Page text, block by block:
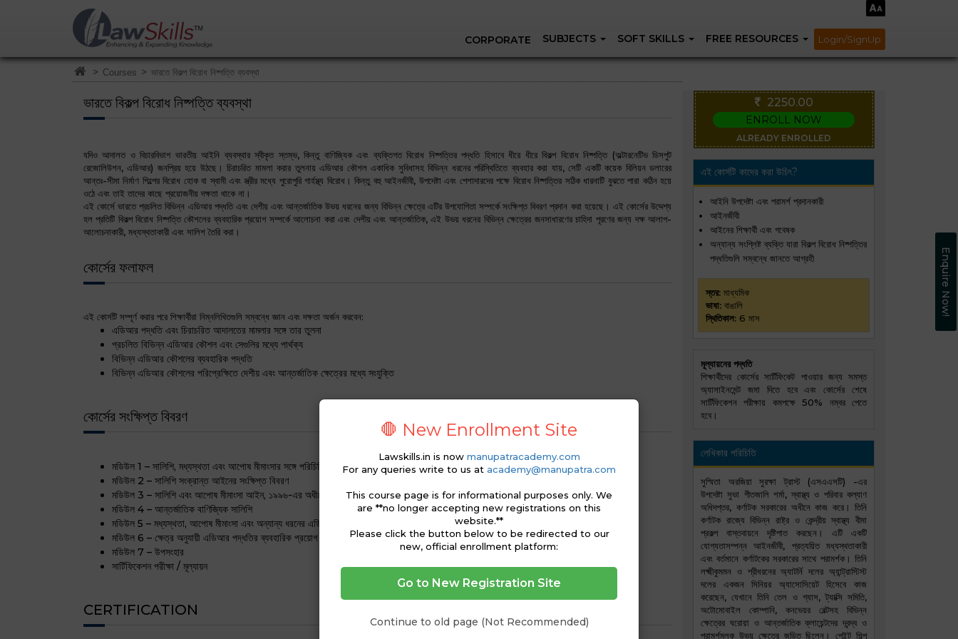
CORPORATE SUBJECTS SOFT SKILLS FREE RESOURCES Login/SignUp
Enquire Now!
> Courses > ভারতে বিকল্প বিরোধ নিষ্পত্তি ব্যবস্থা
ভারতে বিকল্প বিরোধ নিষ্পত্তি ব্যবস্থা 2250.00
ENROLL NOW
ALREADY ENROLLED
যদিও আদালত ও বিচারবিভাগ ভারতীয় আইনি ব্যবস্থার স্বীকৃত স্তম্ভ, কিন্তু বাণিজ্যিক এবং ব্যক্তিগত বিরোধ নিষ্পত্তির পদ্ধতি হিসাবে ধীরে ধীরে বিকল্প বিরোধ নিষ্পত্তি (অল্টারনেটিভ ডিসপুট
রেজোলিউশন, এডিআর) জনপ্রিয় হয়ে উঠছে। চিরাচরিত মামলা করার তুলনায় এডিআর কৌশল একাধিক সুবিধাসহ বিভিন্ন ধরনের পরিস্থিতিতে ব্যবহার করা যায়, সেটি একটি কয়েক বিলিয়ন ডলারের
আন্তঃ-সীমা নির্মাণ শিল্পের বিরোধ হোক বা স্বামী এবং স্ত্রীর মধ্যে পুরোপুরি গার্হস্থ্য বিরোধ। কিন্তু বহু আইনজীবী, উপদেষ্টা এবং পেশাদারদের পক্ষে বিরোধ নিষ্পত্তির সঠিক ধারনাটি বুঝতে পারা কঠিন হয়ে
ওঠে এবং তাই তাদের কাছে প্রয়োজনীয় দক্ষতা থাকে না।
এই কোর্সে ভারতে প্রচলিত বিভিন্ন এডিআর পদ্ধতি এবং দেশীয় এবং আন্তর্জাতিক উভয় ধরনের জন্য বিভিন্ন ক্ষেত্রে এটির উপযোগিতা সম্পর্কে সংক্ষিপ্ত বিবরণ প্রদান করা হয়েছে। এই কোর্সের উদ্দেশ্য
হল প্রতিটি বিকল্প বিরোধ নিষ্পত্তি কৌশলের ব্যবহারিক প্রয়োগ সম্পর্কে আলোচনা করা এবং দেশীয় এবং আন্তর্জাতিক, এই উভয় ধরনের বিভিন্ন ক্ষেত্রের জনসাধারণের চাহিদা পূরণের জন্য দক্ষ আলাপ-
আলোচনাকারী, মধ্যস্থতাকারী এবং সালিশ তৈরি করা।
কোর্সের ফলাফল
এই কোর্সটি সম্পূর্ণ করার পরে শিক্ষার্থীরা নিম্নলিখিতগুলি সম্বন্ধে জ্ঞান এবং দক্ষতা অর্জন করবেন:
এডিআর পদ্ধতি এবং চিরাচরিত আদালতের মামলার সঙ্গে তার তুলনা
প্রচলিত বিভিন্ন এডিআর কৌশল এবং সেগুলির মধ্যে পার্থক্য
বিভিন্ন এডিআর কৌশলের ব্যবহারিক পদ্ধতি
বিভিন্ন এডিআর কৌশলের পরিপ্রেক্ষিতে দেশীয় এবং আন্তর্জাতিক ক্ষেত্রের মধ্যে সংযুক্তি
কোর্সের সংক্ষিপ্ত বিবরণ
মডিউল 1 – সালিশি, মধ্যস্থতা এবং আপোষ মীমাংসার সঙ্গে পরিচিতি
মডিউল 2 – সালিশি সংক্রান্ত আইনের সংক্ষিপ্ত বিবরণ
মডিউল 3 – সালিশি এবং আপোষ মীমাংসা আইন, ১৯৯৬-এর অধীনে সালিশির পদ্ধতি
মডিউল 4 – আন্তর্জাতিক বাণিজ্যিক সালিশি
মডিউল 5 – মধ্যস্থতা, আপোষ মীমাংসা এবং অন্যান্য ধরনের এডিআর
মডিউল 6 – ক্ষেত্র অনুযায়ী এডিআর পদ্ধতির ব্যবহারিক প্রয়োগ
মডিউল 7 – উপসংহার
সার্টিফিকেশন পরীক্ষা / মূল্যায়ন
CERTIFICATION
এই কোর্সটি কাদের করা উচিৎ?
আইনি উপদেষ্টা এবং পরামর্শ প্রদানকারী
আইনজীবী
আইনের শিক্ষার্থী এবং গবেষক
অন্যান্য সংশ্লিষ্ট ব্যক্তি যারা বিকল্প বিরোধ নিষ্পত্তির
পদ্ধতিগুলি সম্বন্ধে জানতে আগ্রহী
স্তর: মাধ্যমিক
ভাষা: বাঙালি
স্থিতিকাল: 6 মাস
মূল্যায়নের পদ্ধতি
শিক্ষার্থীদের কোর্সের সার্টিফিকেট পাওয়ার জন্য সমস্ত
অ্যাসাইনমেন্ট জমা দিতে হবে এবং কোর্সের শেষে
সার্টিফিকেশন পরীক্ষায় কমপক্ষে 50% নম্বর পেতে
হবে।
লেখিকার পরিচিতি
সুস্মিতা অরজিয়া সুরক্ষা ট্রাস্ট (এসএএসটি) -এর
উপদেষ্টা সুভা গীতজালি শর্মা, স্বাস্থ্য ও পরিবার কল্যাণ
অধিদপ্তর, কর্ণাটক সরকারের অধীনে কাজ করে। তিনি
কর্ণাটক রাজ্যে বিভিন্ন রাষ্ট্র ও কেন্দ্রীয় স্বাস্থ্য বীমা
প্রকল্প বাস্তবায়নে দৃষ্টিপাত করছেন। এটি একটি
যোগ্যতাসম্পন্ন আইনজীবী, প্রত্যয়িত মধ্যস্থতাকারী
এবং বর্তমানে কর্ণাটকের সরকারের সাথে পরামর্শক। তিনি
লক্ষ্মীকুমমন ও শ্রীধরনের অ্যাটর্নি দলের অ্যান্ট্রাস্টিস্ট
দলের একজন সিনিয়র অ্যাসোসিয়েট হিসেবে কাজ
করেছেন, যেখানে তিনি তেল ও গ্যাস, ট্যাক্সি সমিতি,
অটোমোবাইল কোম্পানি, কনভেয়র বেল্টসহ বিভিন্ন
ক্ষেত্রের ঘরোয়া ও আন্তর্জাতিক ক্লায়েন্টদের দ্বন্দ্ব ও
পরামর্শমূলক উভয় ক্ষেত্রে জড়িত ছিলেন। পেইন্ট শিল্প
🛑 New Enrollment Site
Lawskills.in is now manupatracademy.com
For any queries write to us at academy@manupatra.com
This course page is for informational purposes only. We
are **no longer accepting new registrations on this
website.**
Please click the button below to be redirected to our
new, official enrollment platform:
Go to New Registration Site
Continue to old page (Not Recommended)